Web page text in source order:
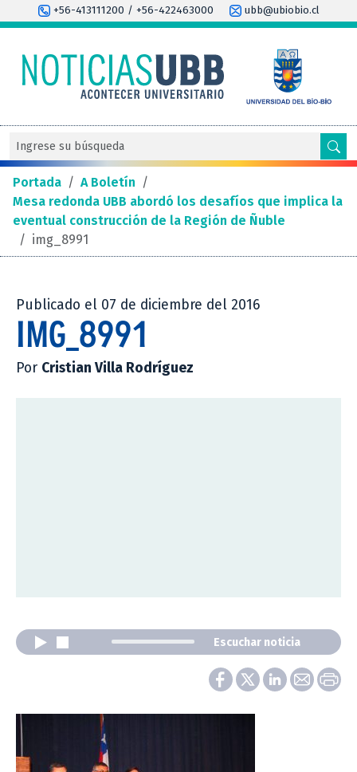
+56-413111200 / +56-422463000 ubb@ubiobio.cl
Portada / A Boletín /
Mesa redonda UBB abordó los desafíos que implica la
eventual construcción de la Región de Ñuble
/ img_8991
Publicado el 07 de diciembre del 2016
IMG_8991
Por Cristian Villa Rodríguez
Escuchar noticia